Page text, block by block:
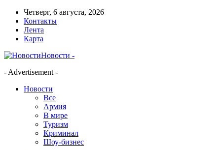
Четверг, 6 августа, 2026
Контакты
Лента
Карта
Новости -
- Advertisement -
Новости
Все
Армия
В мире
Туризм
Криминал
Шоу-бизнес